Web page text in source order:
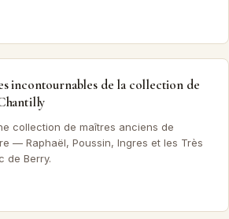
incontournables de la collection de
collection de maîtres anciens de
— Raphaël, Poussin, Ingres et les Très
de Berry.